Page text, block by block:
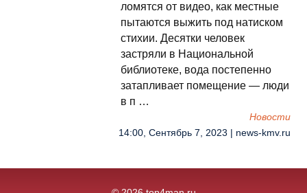
ломятся от видео, как местные
пытаются выжить под натиском
стихии. Десятки человек
застряли в Национальной
библиотеке, вода постепенно
затапливает помещение — люди
в п …
Новости
14:00, Сентябрь 7, 2023 | news-kmv.ru